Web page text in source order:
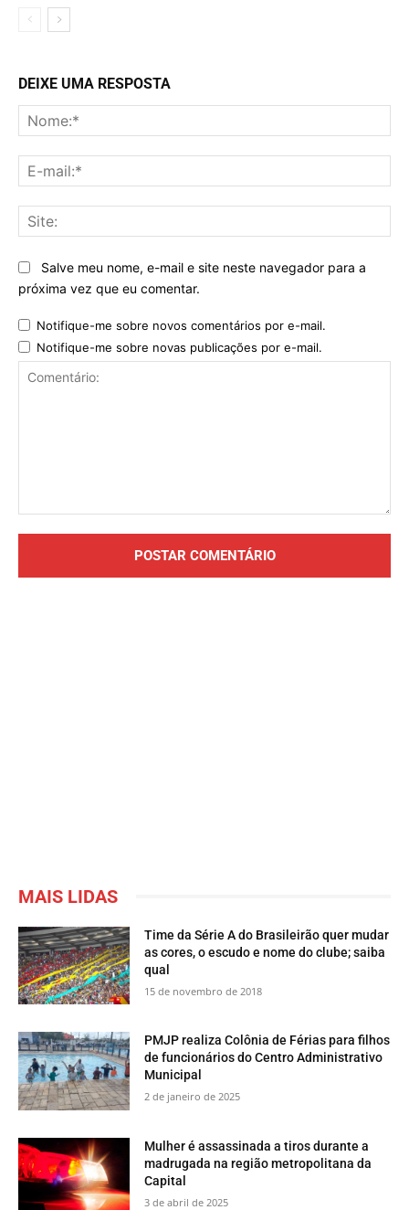
DEIXE UMA RESPOSTA
Salve meu nome, e-mail e site neste navegador para a
próxima vez que eu comentar.
Notifique-me sobre novos comentários por e-mail.
Notifique-me sobre novas publicações por e-mail.
MAIS LIDAS
Time da Série A do Brasileirão quer mudar
as cores, o escudo e nome do clube; saiba
qual
15 de novembro de 2018
PMJP realiza Colônia de Férias para filhos
de funcionários do Centro Administrativo
Municipal
2 de janeiro de 2025
Mulher é assassinada a tiros durante a
madrugada na região metropolitana da
Capital
3 de abril de 2025